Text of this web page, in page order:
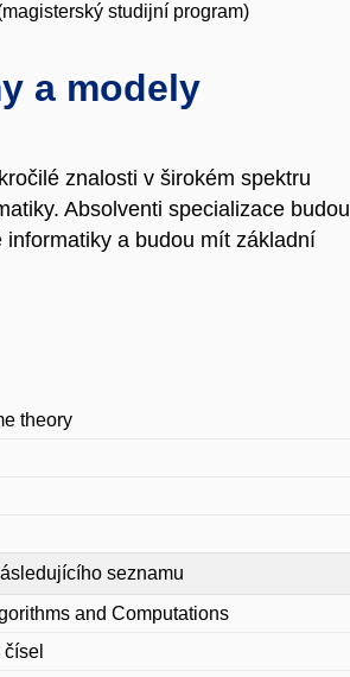
studijní program)
a modely
znalosti v širokém spektru
Absolventi specializace budou
a budou mít základní
theory
seznamu
and Computations